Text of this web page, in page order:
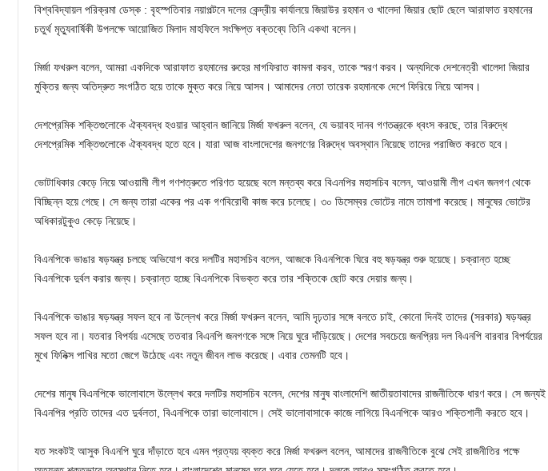
বিশ্ববিদ্যায়ল পরিক্রমা ডেস্ক : বৃহস্পতিবার নয়াপল্টনে দলের কেন্দ্রীয় কার্যালয়ে জিয়াউর রহমান ও খালেদা জিয়ার ছোট ছেলে আরাফাত রহমানের
চতুর্থ মৃত্যুবার্ষিকী উপলক্ষে আয়োজিত মিলাদ মাহফিলে সংক্ষিপ্ত বক্তব্যে তিনি একথা বলেন।
মির্জা ফখরুল বলেন, আমরা একদিকে আরাফাত রহমানের রুহের মাগফিরাত কামনা করব, তাকে স্মরণ করব। অন্যদিকে দেশনেত্রী খালেদা জিয়ার
মুক্তির জন্য অতিদ্রুত সংগঠিত হয়ে তাকে মুক্ত করে নিয়ে আসব। আমাদের নেতা তারেক রহমানকে দেশে ফিরিয়ে নিয়ে আসব।
দেশপ্রেমিক শক্তিগুলোকে ঐক্যবদ্ধ হওয়ার আহ্বান জানিয়ে মির্জা ফখরুল বলেন, যে ভয়াবহ দানব গণতন্ত্রকে ধ্বংস করছে, তার বিরুদ্ধে
দেশপ্রেমিক শক্তিগুলোকে ঐক্যবদ্ধ হতে হবে। যারা আজ বাংলাদেশের জনগণের বিরুদ্ধে অবস্থান নিয়েছে তাদের পরাজিত করতে হবে।
ভোটাধিকার কেড়ে নিয়ে আওয়ামী লীগ গণশত্রুতে পরিণত হয়েছে বলে মন্তব্য করে বিএনপির মহাসচিব বলেন, আওয়ামী লীগ এখন জনগণ থেকে
বিচ্ছিন্ন হয়ে গেছে। সে জন্য তারা একের পর এক গণবিরোধী কাজ করে চলেছে। ৩০ ডিসেম্বর ভোটের নামে তামাশা করেছে। মানুষের ভোটের
অধিকারটুকুও কেড়ে নিয়েছে।
বিএনপিকে ভাঙার ষড়যন্ত্র চলছে অভিযোগ করে দলটির মহাসচিব বলেন, আজকে বিএনপিকে ঘিরে বহু ষড়যন্ত্র শুরু হয়েছে। চক্রান্ত হচ্ছে
বিএনপিকে দুর্বল করার জন্য। চক্রান্ত হচ্ছে বিএনপিকে বিভক্ত করে তার শক্তিকে ছোট করে দেয়ার জন্য।
বিএনপিকে ভাঙার ষড়যন্ত্র সফল হবে না উল্লেখ করে মির্জা ফখরুল বলেন, আমি দৃঢ়তার সঙ্গে বলতে চাই, কোনো দিনই তাদের (সরকার) ষড়যন্ত্র
সফল হবে না। যতবার বিপর্যয় এসেছে ততবার বিএনপি জনগণকে সঙ্গে নিয়ে ঘুরে দাঁড়িয়েছে। দেশের সবচেয়ে জনপ্রিয় দল বিএনপি বারবার বিপর্যয়ের
মুখে ফিনিক্স পাখির মতো জেগে উঠেছে এবং নতুন জীবন লাভ করেছে। এবার তেমনটি হবে।
দেশের মানুষ বিএনপিকে ভালোবাসে উল্লেখ করে দলটির মহাসচিব বলেন, দেশের মানুষ বাংলাদেশি জাতীয়তাবাদের রাজনীতিকে ধারণ করে। সে জন্যই
বিএনপির প্রতি তাদের এত দুর্বলতা, বিএনপিকে তারা ভালোবাসে। সেই ভালোবাসাকে কাজে লাগিয়ে বিএনপিকে আরও শক্তিশালী করতে হবে।
যত সংকটই আসুক বিএনপি ঘুরে দাঁড়াতে হবে এমন প্রত্যয় ব্যক্ত করে মির্জা ফখরুল বলেন, আমাদের রাজনীতিকে বুঝে সেই রাজনীতির পক্ষে